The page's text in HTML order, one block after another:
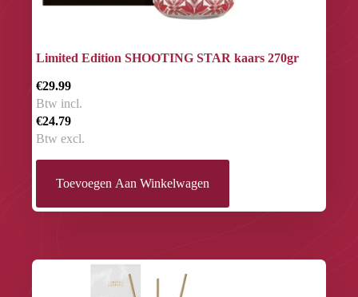
Limited Edition SHOOTING STAR kaars 270gr
€29.99
Btw incl.
€24.79
Btw excl.
Toevoegen Aan Winkelwagen